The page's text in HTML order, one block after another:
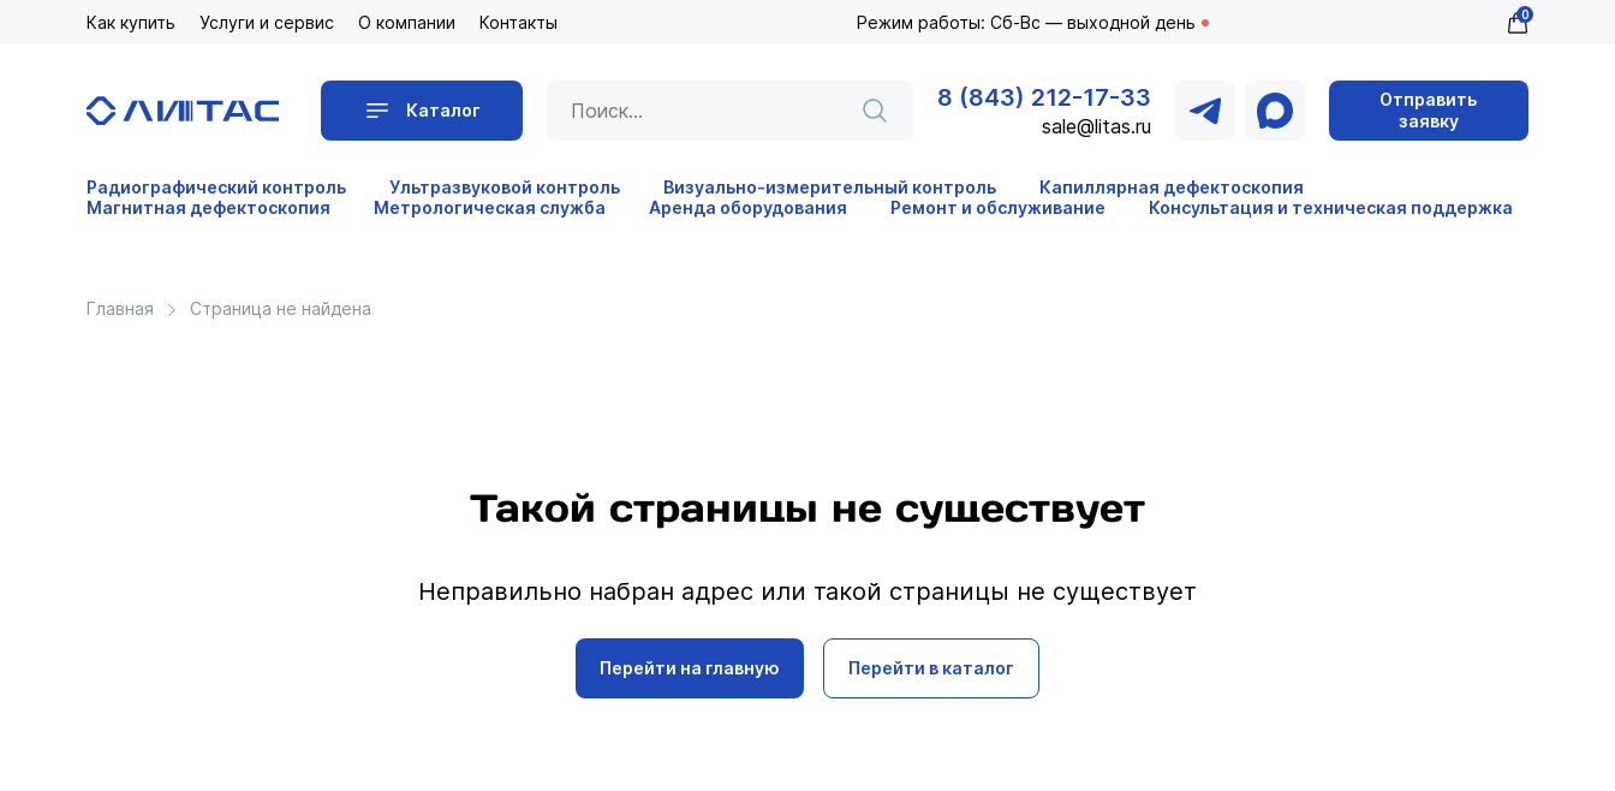
Как купить Услуги и сервис О компании Контакты Режим работы: Сб-Вс — выходной день 0
Каталог 8 (843) 212-17-33
sale@litas.ru
Отправить
заявку
Радиографический контроль Ультразвуковой контроль Визуально-измерительный контроль
Капиллярная дефектоскопия
Магнитная дефектоскопия
Метрологическая служба Аренда оборудования Ремонт и обслуживание Консультация и техническая поддержка
Главная Страница не найдена
Такой страницы не существует
Неправильно набран адрес или такой страницы не существует
Перейти на главную Перейти в каталог